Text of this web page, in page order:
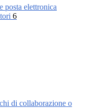
posta elettronica
6
di collaborazione o